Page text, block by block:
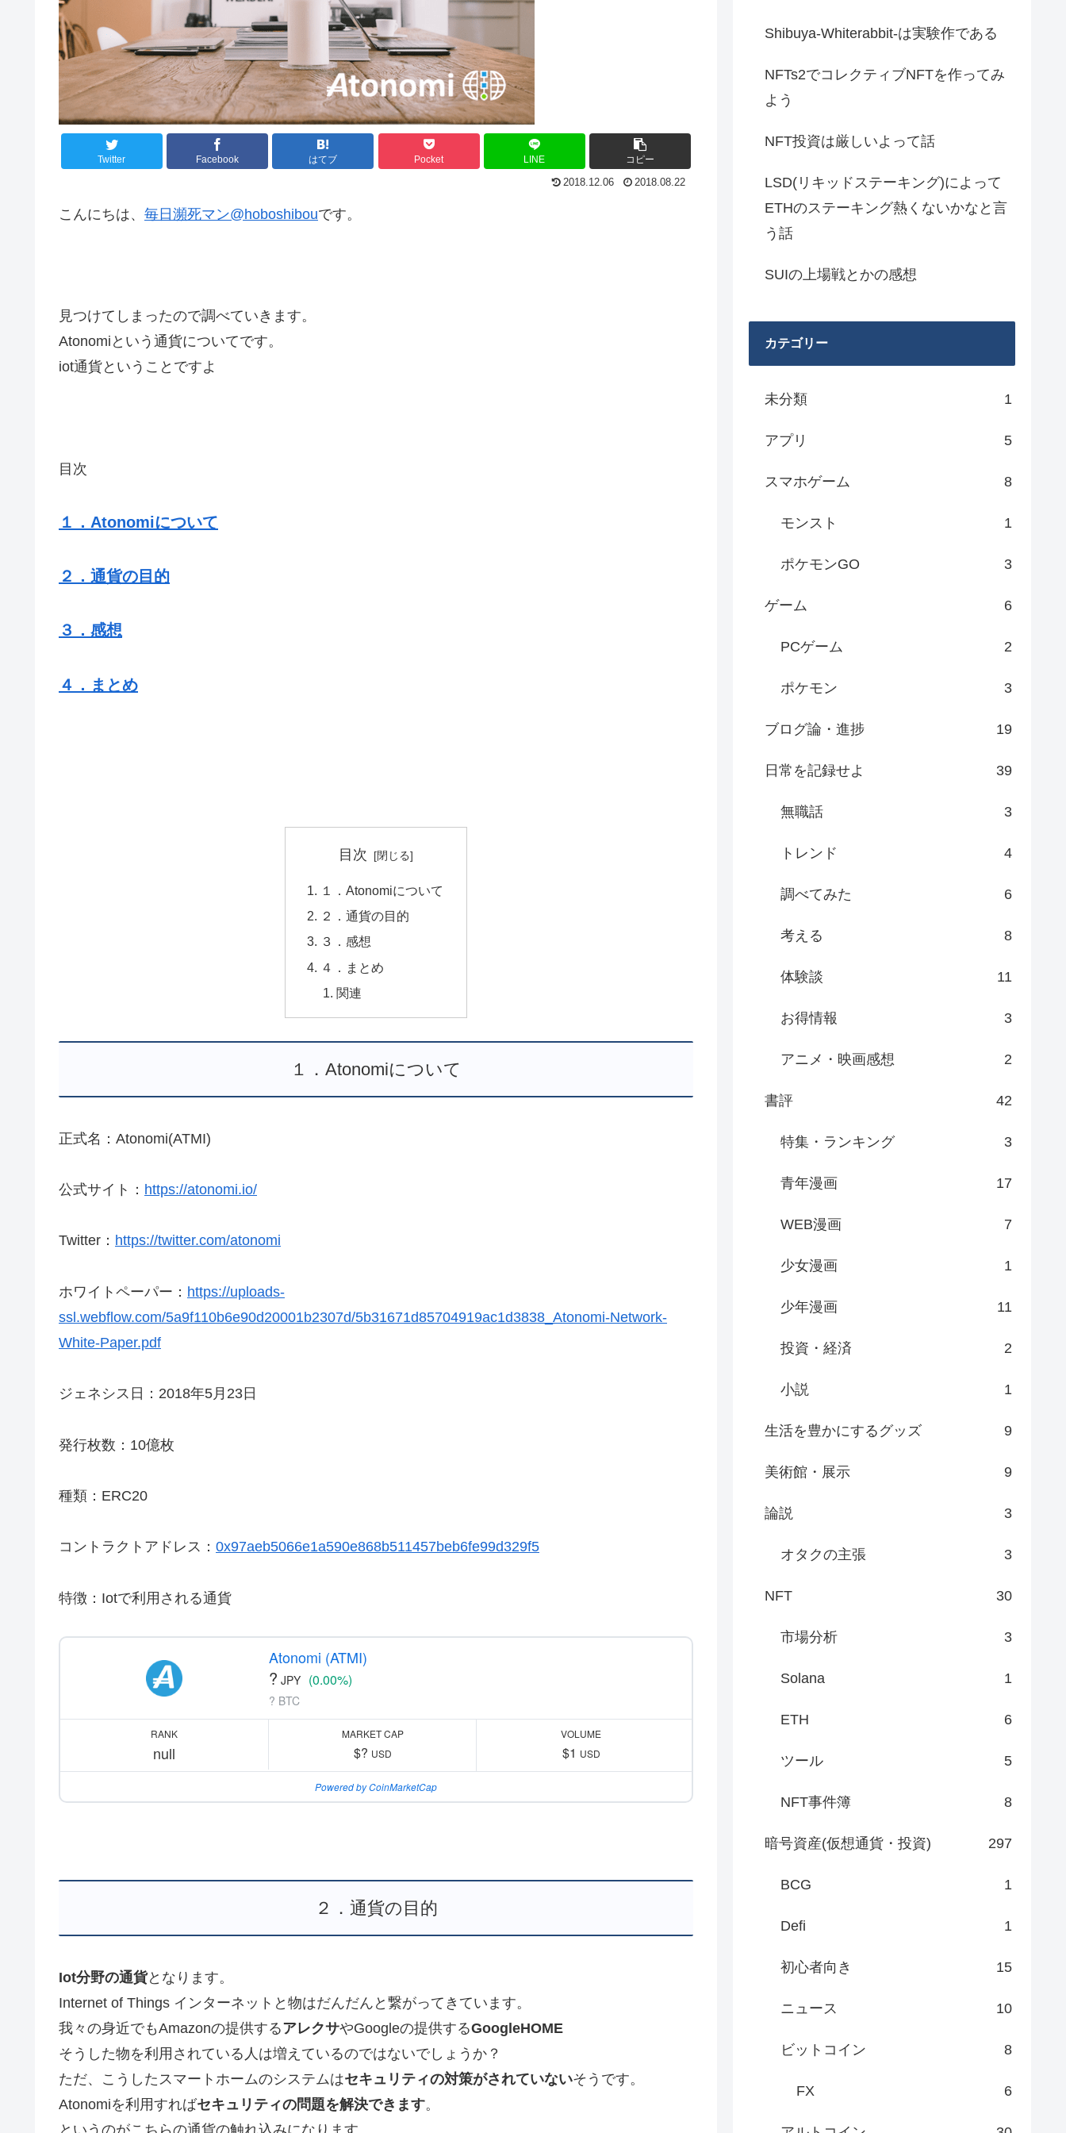
Twitter Facebook はてブ Pocket LINE コピー
2018.12.06 2018.08.22
こんにちは、 毎日瀕死マン@hoboshibouです。
見つけてしまったので調べていきます。
Atonomiという通貨についてです。
iot通貨ということですよ
目次
１．Atonomiについて
２．通貨の目的
３．感想
４．まとめ
目次
１．Atonomiについて
２．通貨の目的
３．感想
４．まとめ
関連
１．Atonomiについて
正式名：Atonomi(ATMI)
公式サイト： https://atonomi.io/
Twitter： https://twitter.com/atonomi
ホワイトペーパー： https://uploads-
ssl.webflow.com/5a9f110b6e90d20001b2307d/5b31671d85704919ac1d3838_Atonomi-Network-
White-Paper.pdf
ジェネシス日：2018年5月23日
発行枚数：10億枚
種類：ERC20
コントラクトアドレス： 0x97aeb5066e1a590e868b511457beb6fe99d329f5
特徴：Iotで利用される通貨
Atonomi (ATMI)
? JPY (0.00%)
? BTC
RANK
null
MARKET CAP
$? USD
VOLUME
$1 USD
Powered by CoinMarketCap
２．通貨の目的
Iot分野の通貨となります。
Internet of Things インターネットと物はだんだんと繋がってきています。
我々の身近でもAmazonの提供するアレクサやGoogleの提供するGoogleHOME
そうした物を利用されている人は増えているのではないでしょうか？
ただ、こうしたスマートホームのシステムはセキュリティの対策がされていないそうです。
Atonomiを利用すればセキュリティの問題を解決できます。
というのがこちらの通貨の触れ込みになります。
Shibuya-Whiterabbit-は実験作である
NFTs2でコレクティブNFTを作ってみ
よう
NFT投資は厳しいよって話
LSD(リキッドステーキング)によって
ETHのステーキング熱くないかなと言
う話
SUIの上場戦とかの感想
カテゴリー
未分類 1
アプリ 5
スマホゲーム 8
モンスト 1
ポケモンGO 3
ゲーム 6
PCゲーム 2
ポケモン 3
ブログ論・進捗 19
日常を記録せよ 39
無職話 3
トレンド 4
調べてみた 6
考える 8
体験談 11
お得情報 3
アニメ・映画感想 2
書評 42
特集・ランキング 3
青年漫画 17
WEB漫画 7
少女漫画 1
少年漫画 11
投資・経済 2
小説 1
生活を豊かにするグッズ 9
美術館・展示 9
論説 3
オタクの主張 3
NFT 30
市場分析 3
Solana 1
ETH 6
ツール 5
NFT事件簿 8
暗号資産(仮想通貨・投資) 297
BCG 1
Defi 1
初心者向き 15
ニュース 10
ビットコイン 8
FX 6